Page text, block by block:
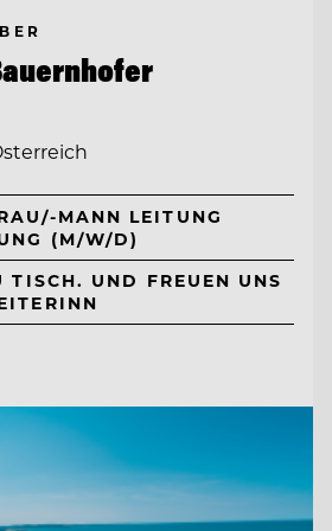
MANN LEITUNG
(M/W/D)
UND FREUEN UNS